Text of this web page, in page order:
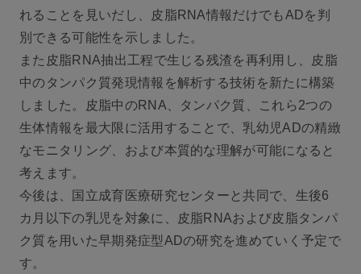
れることを見いだし、皮脂RNA情報だけでもADを判
別できる可能性を示しました。
また皮脂RNA抽出工程で生じる残渣を再利用し、皮脂
中のタンパク質発現情報を解析する技術を新たに構築
しました。皮脂中のRNA、タンパク質、これら2つの
生体情報を最大限に活用することで、乳幼児ADの精緻
なモニタリング、および本質的な理解が可能になると
考えます。
今後は、国立成育医療研究センターと共同で、生後6
カ月以下の乳児を対象に、皮脂RNAおよび皮脂タンパ
ク質を用いた早期発症型ADの研究を進めていく予定で
す。